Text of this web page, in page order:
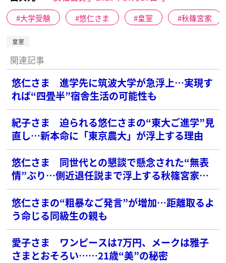
大学受験 悠仁さま 皇室 秋篠宮家
皇室
関連記事
悠仁さま 進学先に筑波大学が急浮上…実現す
れば“四畳半”宿舎生活の可能性も
紀子さま 迫られる悠仁さまの“東大ご進学”見
直し…新本命に「東京農大」が浮上する理由
悠仁さま 同世代との懇談で懸念された“無表
情”ぶり…側近退任説まで浮上する秋篠宮家の
混迷
悠仁さまの“粗暴なご発言”が増加…距離取るよ
う命じる同級生の親も
愛子さま ワンピースは7万円、メークは雅子
さまとおそろい……21歳“美”の秘密